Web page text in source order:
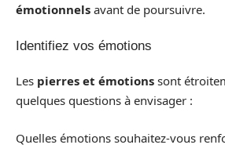
émotionnels avant de poursuivre.
Identifiez vos émotions
Les pierres et émotions sont
quelques questions à envisager :
Quelles émotions souhaitez-vous